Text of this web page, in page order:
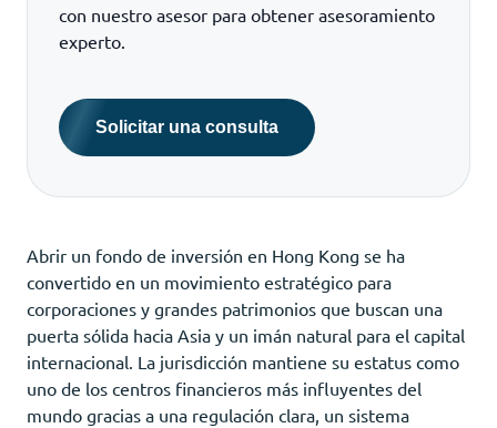
con nuestro asesor para obtener asesoramiento
experto.
Solicitar una consulta
Abrir un fondo de inversión en Hong Kong se ha
convertido en un movimiento estratégico para
corporaciones y grandes patrimonios que buscan una
puerta sólida hacia Asia y un imán natural para el capital
internacional. La jurisdicción mantiene su estatus como
uno de los centros financieros más influyentes del
mundo gracias a una regulación clara, un sistema